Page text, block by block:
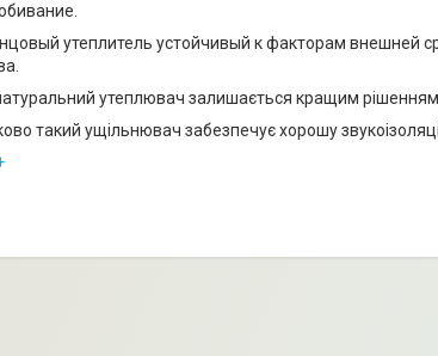
утеплитель устойчивый к факторам внешней
утеплювач залишається кращим рішенням
такий ущільнювач забезпечує хорошу